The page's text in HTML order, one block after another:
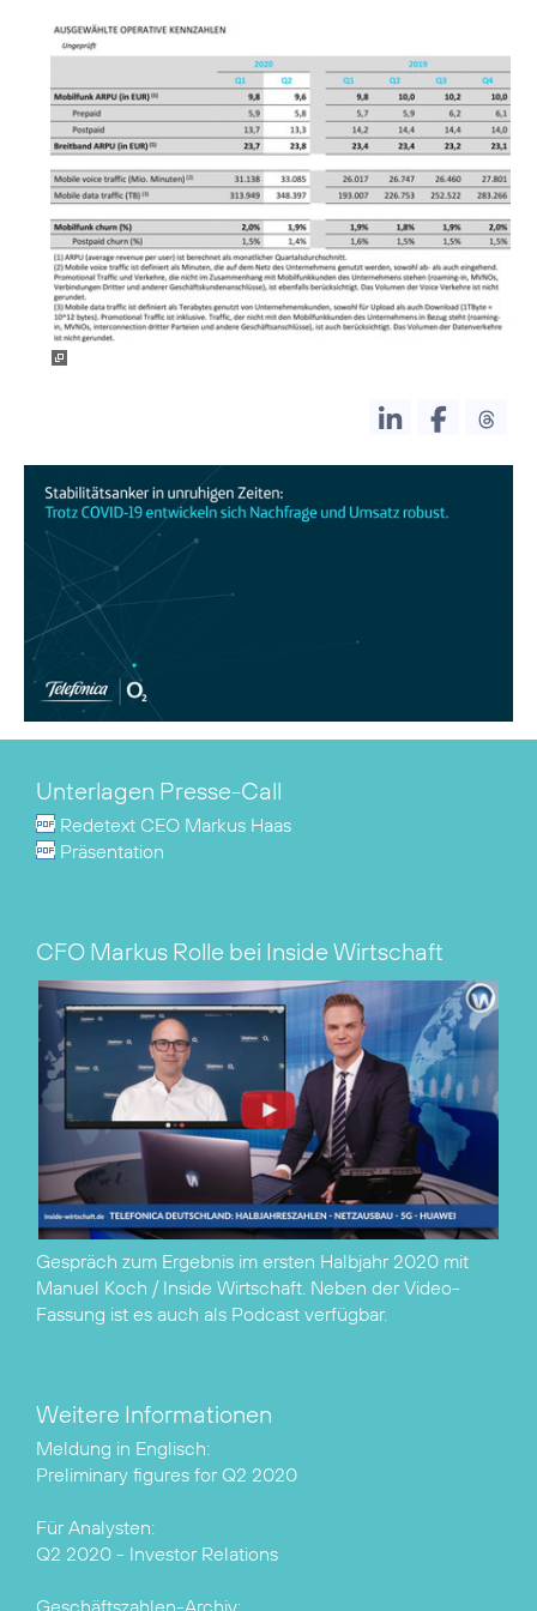
Unterlagen Presse-Call
Redetext CEO Markus Haas
Präsentation
CFO Markus Rolle bei Inside Wirtschaft
Gespräch zum Ergebnis im ersten Halbjahr 2020 mit
Manuel Koch / Inside Wirtschaft. Neben der Video-
Fassung ist es auch als Podcast verfügbar.
Weitere Informationen
Preliminary figures for Q2 2020
Q2 2020 - Investor Relations